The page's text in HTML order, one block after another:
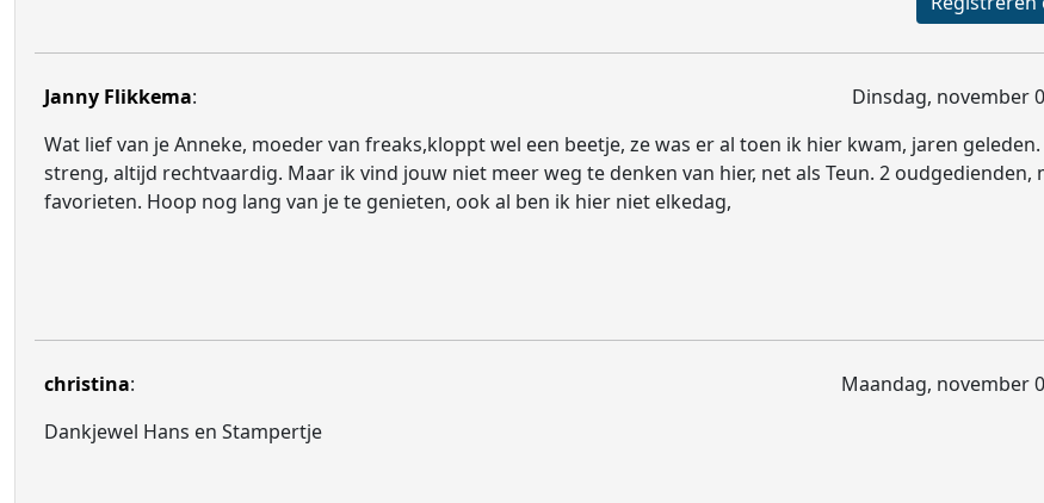
Janny Flikkema:
Dinsdag, november
Wat lief van je Anneke, moeder van freaks,kloppt wel een beetje, ze was er al toen ik hier kwam, jaren geleden.
streng, altijd rechtvaardig. Maar ik vind jouw niet meer weg te denken van hier, net als Teun. 2 oudgedienden,
favorieten. Hoop nog lang van je te genieten, ook al ben ik hier niet elkedag,
christina:
Maandag, november
Dankjewel Hans en Stampertje